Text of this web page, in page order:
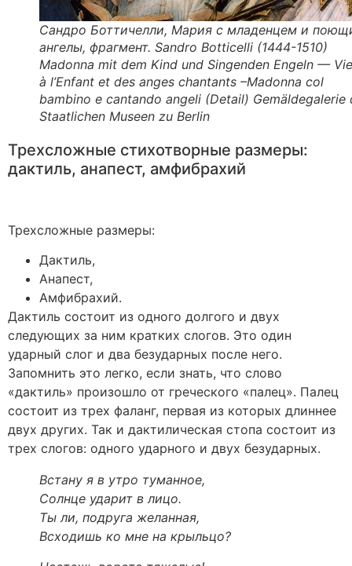
Сандро Боттичелли, Мария с младенцем и
ангелы, фрагмент. Sandro Botticelli (1444-1510)
Madonna mit dem Kind und Singenden Engeln —
à l’Enfant et des anges chantants –Madonna col
bambino e cantando angeli (Detail) Gemäldegalerie
Staatlichen Museen zu Berlin
Трехсложные стихотворные размеры:
дактиль, анапест, амфибрахий
Трехсложные размеры:
Дактиль,
Анапест,
Амфибрахий.
Дактиль состоит из одного долгого и двух
следующих за ним кратких слогов. Это один
ударный слог и два безударных после него.
Запомнить это легко, если знать, что слово
«дактиль» произошло от греческого «палец». Палец
состоит из трех фаланг, первая из которых длиннее
двух других. Так и дактилическая стопа состоит из
трех слогов: одного ударного и двух безударных.
Встану я в утро туманное,
Солнце ударит в лицо.
Ты ли, подруга желанная,
Всходишь ко мне на крыльцо?